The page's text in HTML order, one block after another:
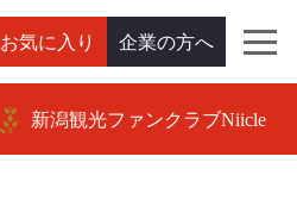
お気に入り 企業の方へ
新潟観光ファンクラブNiicle